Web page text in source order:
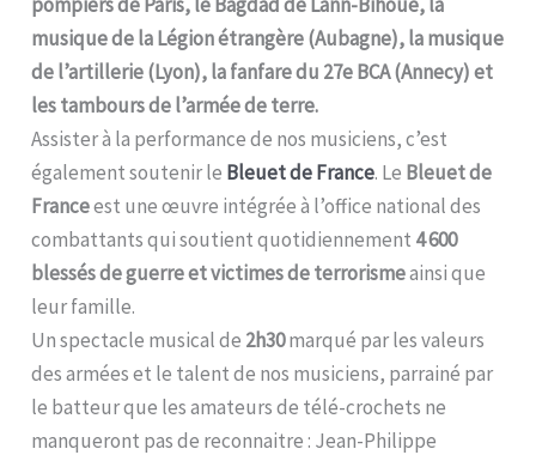
musique de la Légion étrangère (Aubagne), la musique
de l’artillerie (Lyon), la fanfare du 27e BCA (Annecy) et
les tambours de l’armée de terre.
Assister à la performance de nos musiciens, c’est
également soutenir le Bleuet de France. Le Bleuet de
Franceest une œuvre intégrée à l’office national des
combattants qui soutient quotidiennement 4 600
blessés de guerre et victimes de terrorismeainsi que
leur famille.
Un spectacle musical de 2h30marqué par les valeurs
des armées et le talent de nos musiciens, parrainé par
le batteur que les amateurs de télé-crochets ne
manqueront pas de reconnaitre : Jean-Philippe